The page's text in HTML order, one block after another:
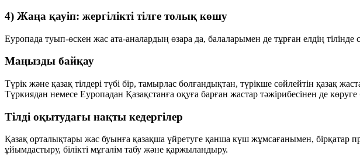
4) Жаңа қауіп: жергілікті тілге толық көшу
Еуропада туып-өскен жас ата-аналардың өзара да, балаларымен де тұрған елдің
Маңызды байқау
Түрік және қазақ тілдері түбі бір, тамырлас болғандықтан, түрікше сөйлейтін қазақ
Түркиядан немесе Еуропадан Қазақстанға оқуға барған жастар тәжірибесінен де
Тілді оқытудағы нақты кедергілер
Қазақ орталықтары жас буынға қазақша үйретуге қанша күш жұмсағанымен, бірқатар
ұйымдастыру, білікті мұғалім табу және қаржыландыру.